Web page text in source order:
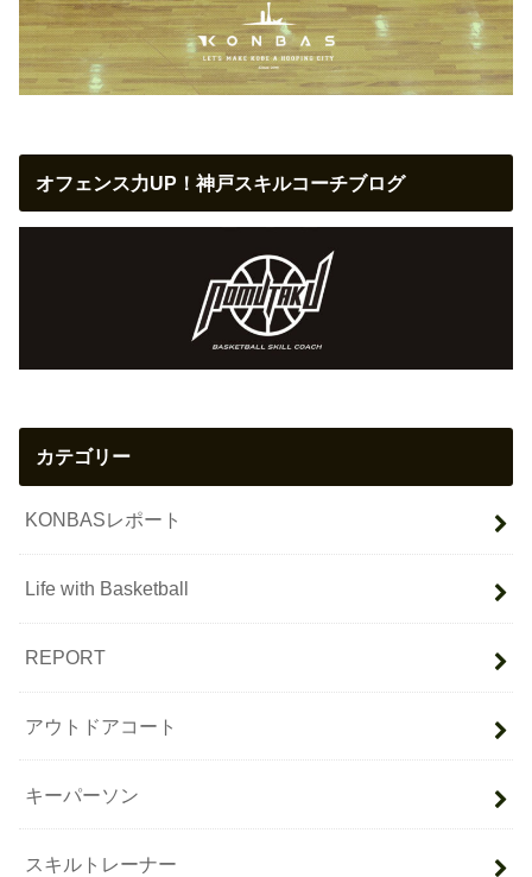
オフェンス力UP！神戸スキルコーチブログ
カテゴリー
KONBASレポート
Life with Basketball
REPORT
アウトドアコート
キーパーソン
スキルトレーナー